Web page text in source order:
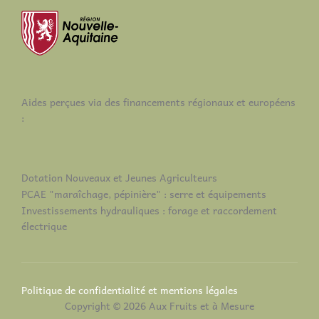
Aides perçues via des financements régionaux et européens
:
Dotation Nouveaux et Jeunes Agriculteurs
PCAE "maraîchage, pépinière" : serre et équipements
Investissements hydrauliques : forage et raccordement
électrique
Politique de confidentialité et mentions légales
Copyright © 2026 Aux Fruits et à Mesure